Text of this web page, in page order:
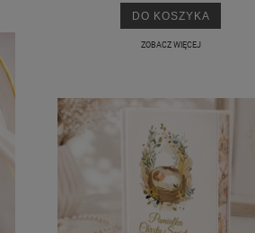
DO KOSZYKA
ZOBACZ WIĘCEJ